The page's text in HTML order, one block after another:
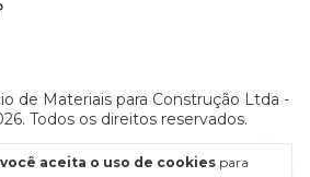
você aceita o uso de cookies para
de Materiais para Construção Ltda -
Todos os direitos reservados.